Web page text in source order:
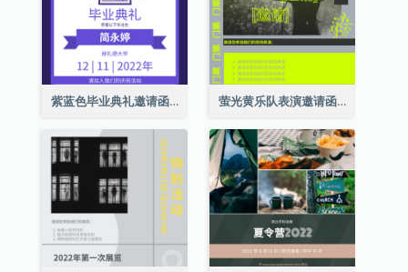
紫蓝色毕业典礼邀请函 萤光黄乐队表演邀请函